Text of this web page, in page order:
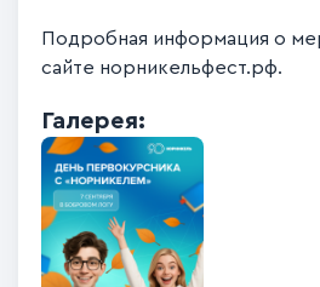
Подробная информация о
сайте норникельфест.рф.
Галерея: